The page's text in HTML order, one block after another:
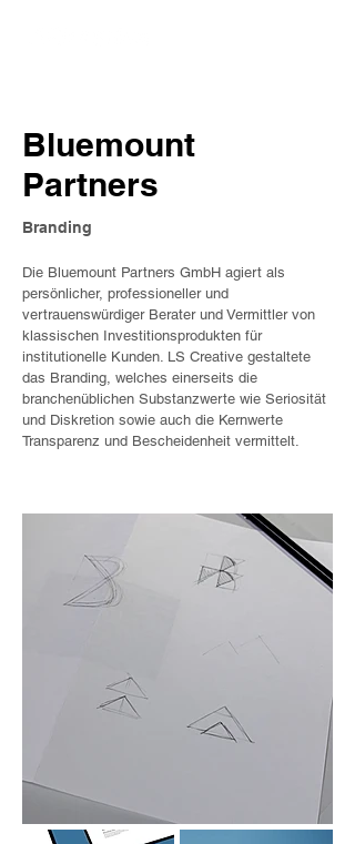
Bluemount
Partners
Branding
Die Bluemount Partners GmbH agiert als
persönlicher, professioneller und
vertrauenswürdiger Berater und Vermittler von
klassischen Investitionsprodukten für
institutionelle Kunden. LS Creative gestaltete
das Branding, welches einerseits die
branchenüblichen Substanzwerte wie Seriosität
und Diskretion sowie auch die Kernwerte
Transparenz und Bescheidenheit vermittelt.